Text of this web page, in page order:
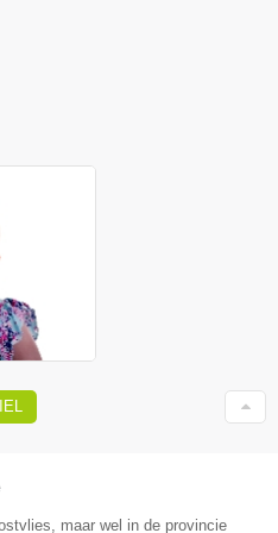
maar wel in de provincie